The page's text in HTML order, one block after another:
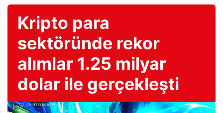
Kripto para
sektöründe rekor
alımlar 1.25 milyar
dolar ile gerçekleşti